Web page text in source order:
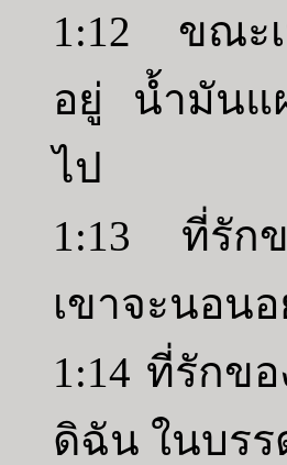
1:12 ขณะเ
อยู่ น้ำมันแ
ไป
1:13 ที่รักข
เขาจะนอน
1:14 ที่รักข
ดิฉัน ในบรร